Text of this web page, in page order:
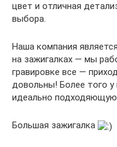
цвет и отличная
выбора.
Наша компания
на зажигалках — мы
гравировке все —
довольны! Более того у
идеально подходяющую
Большая зажигалка